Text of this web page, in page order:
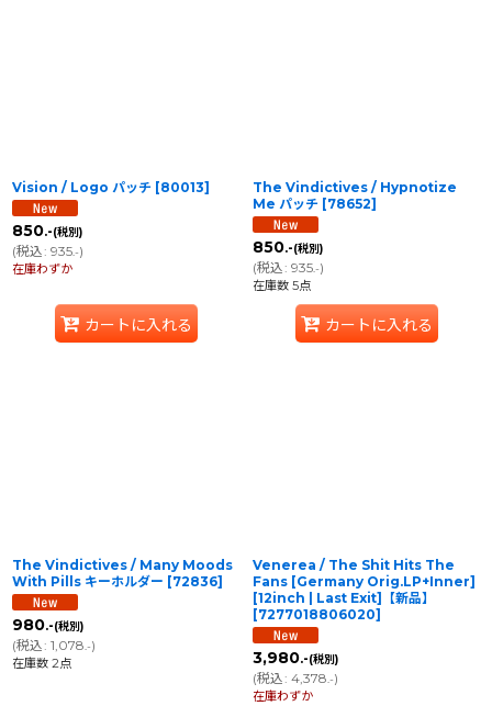
Vision / Logo パッチ [80013]
850.-(税別)
(税込: 935.-)
在庫わずか
カートに入れる
The Vindictives / Hypnotize
Me パッチ [78652]
850.-(税別)
(税込: 935.-)
在庫数 5点
カートに入れる
The Vindictives / Many Moods
With Pills キーホルダー [72836]
980.-(税別)
(税込: 1,078.-)
在庫数 2点
Venerea / The Shit Hits The
Fans [Germany Orig.LP+Inner]
[12inch | Last Exit]【新品】
[7277018806020]
3,980.-(税別)
(税込: 4,378.-)
在庫わずか